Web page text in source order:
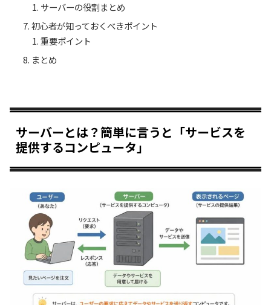
サーバーの役割まとめ
初心者が知っておくべきポイント
重要ポイント
まとめ
サーバーとは？簡単に言うと「サービスを
提供するコンピュータ」